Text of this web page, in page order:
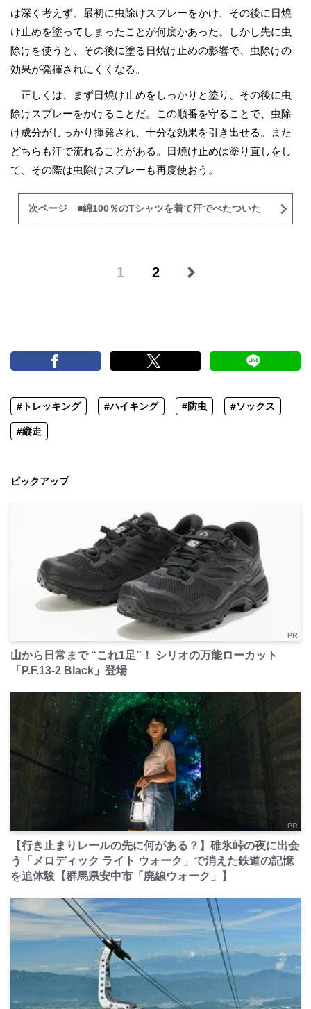
は深く考えず、最初に虫除けスプレーをかけ、その後に日焼
け止めを塗ってしまったことが何度かあった。しかし先に虫
除けを使うと、その後に塗る日焼け止めの影響で、虫除けの
効果が発揮されにくくなる。
正しくは、まず日焼け止めをしっかりと塗り、その後に虫
除けスプレーをかけることだ。この順番を守ることで、虫除
け成分がしっかり揮発され、十分な効果を引き出せる。また
どちらも汗で流れることがある。日焼け止めは塗り直しをし
て、その際は虫除けスプレーも再度使おう。
次ページ ■綿100％のTシャツを着て汗でべたついた
1 2
#トレッキング #ハイキング #防虫 #ソックス
#縦走
ピックアップ
PR
山から日常まで “これ1足”！ シリオの万能ローカット
「P.F.13-2 Black」登場
PR
【行き止まりレールの先に何がある？】碓氷峠の夜に出会
う「メロディック ライト ウォーク」で消えた鉄道の記憶
を追体験【群馬県安中市「廃線ウォーク」】